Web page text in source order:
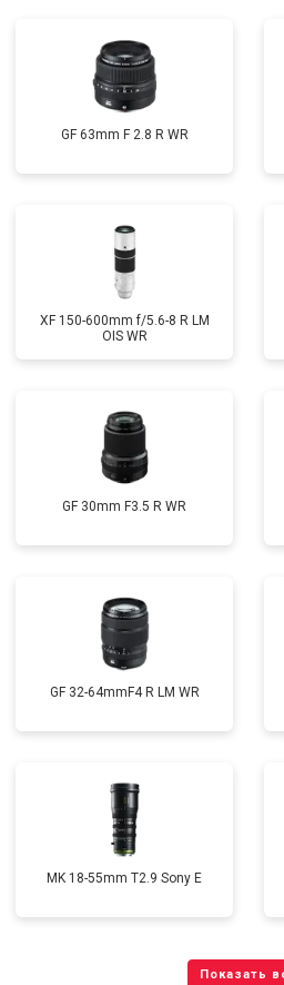
GF 63mm F 2.8 R WR
XF 150-600mm f/5.6-8 R LM
OIS WR
GF 30mm F3.5 R WR
GF 32-64mmF4 R LM WR
MK 18-55mm T2.9 Sony E